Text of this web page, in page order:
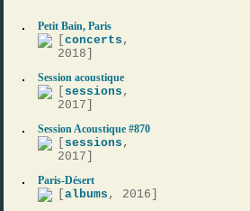
Petit Bain, Paris
[concerts ,
2018]
Session acoustique
sessions ,
2017]
Session Acoustique #870
sessions ,
2017]
Paris-Désert
[albums , 2016]